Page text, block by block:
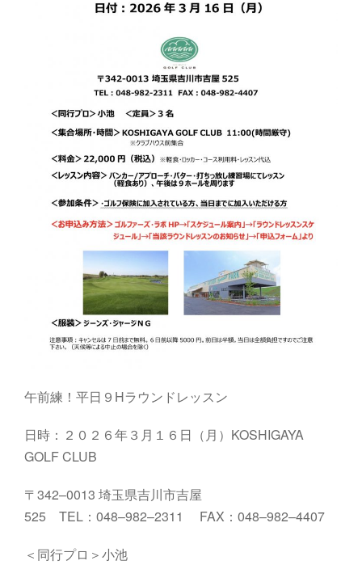
午前練！平日９Hラウンドレッスン
日時：２０２６年３月１６日（月） KOSHIGAYA
GOLFCLUB
〒342–0013 埼玉県吉川市吉屋
525 TEL ： 048–982–2311 FAX ： 048–982–4407
＜同行プロ＞小池